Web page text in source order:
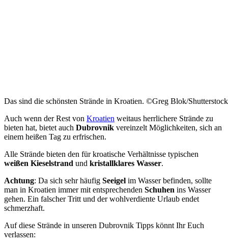
Das sind die schönsten Strände in Kroatien. ©Greg Blok/
Auch wenn der Rest von Kroatien weitaus herrlichere Strände zu
bieten hat, bietet auch Dubrovnik vereinzelt Möglichkeiten, sich an
einem heißen Tag zu erfrischen.
Alle Strände bieten den für kroatische Verhältnisse typischen
weißen Kieselstrand und kristallklares Wasser.
Achtung: Da sich sehr häufig Seeigel im Wasser befinden, sollte
man in Kroatien immer mit entsprechenden Schuhen ins Wasser
gehen. Ein falscher Tritt und der wohlverdiente Urlaub endet
schmerzhaft.
Auf diese Strände in unseren Dubrovnik Tipps könnt Ihr Euch
verlassen: